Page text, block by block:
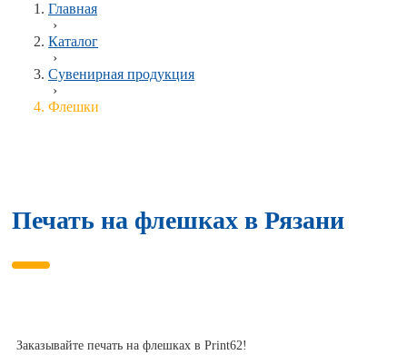
Главная
›
Каталог
›
Сувенирная продукция
›
Флешки
Печать на флешках в Рязани
Заказывайте печать на флешках в Print62!